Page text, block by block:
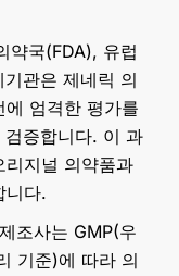
약국(FDA), 유럽
관은 제네릭 의
엄격한 평가를
증합니다. 이 과
리지널 의약품과
니다.
조사는 GMP(우
기준)에 따라 의